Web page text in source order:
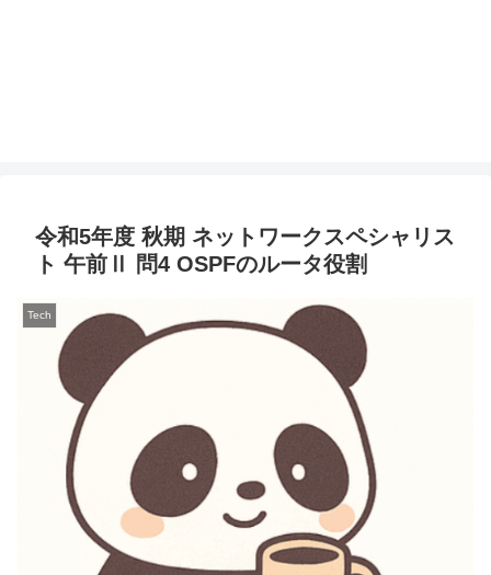
令和5年度 秋期 ネットワークスペシャリス
ト 午前Ⅱ 問4 OSPFのルータ役割
Tech